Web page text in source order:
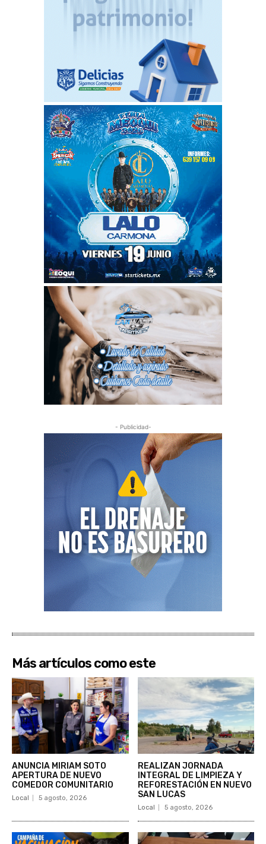
- Publicidad-
Más artículos como este
ANUNCIA MIRIAM SOTO
APERTURA DE NUEVO
COMEDOR COMUNITARIO
Local 5 agosto, 2026
REALIZAN JORNADA
INTEGRAL DE LIMPIEZA Y
REFORESTACIÓN EN NUEVO
SAN LUCAS
Local 5 agosto, 2026